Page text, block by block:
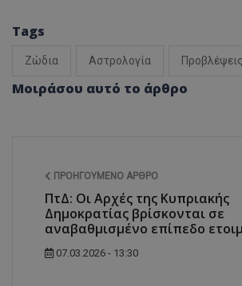
Tags
Ζώδια Αστρολογία Προβλέψεις
Μοιράσου αυτό το άρθρο
ΠΡΟΗΓΟΎΜΕΝΟ ΆΡΘΡΟ
ΠτΔ: Οι Αρχές της Κυπριακής
Δημοκρατίας βρίσκονται σε
αναβαθμισμένο επίπεδο
07.03.2026 - 13:30